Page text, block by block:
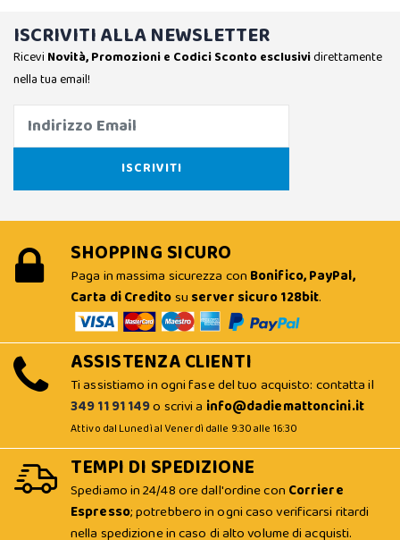
ISCRIVITI ALLA NEWSLETTER
Ricevi Novità, Promozioni e Codici Sconto esclusividirettamente
nella tua email!
SHOPPING SICURO
Paga in massima sicurezza con Bonifico, PayPal,
Carta di Creditosu server sicuro 128bit.
ASSISTENZA CLIENTI
Ti assistiamo in ogni fase del tuo acquisto: contatta il
349 11 91 149o scrivi a info@dadiemattoncini.it
Attivo dal Lunedì al Venerdì dalle 9:30 alle 16:30
TEMPI DI SPEDIZIONE
Spediamo in 24/48 ore dall'ordine con Corriere
Espresso; potrebbero in ogni caso verificarsi ritardi
nella spedizione in caso di alto volume di acquisti.